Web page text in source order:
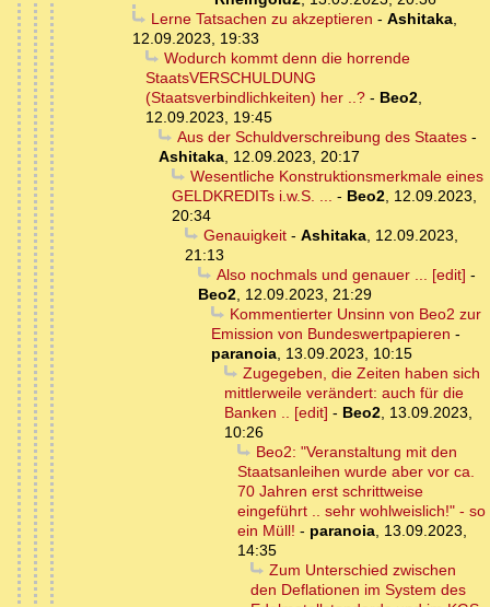
Lerne Tatsachen zu akzeptieren - Ashitaka,
12.09.2023, 19:33
Wodurch kommt denn die horrende
StaatsVERSCHULDUNG
(Staatsverbindlichkeiten) her ..? - Beo2,
12.09.2023, 19:45
Aus der Schuldverschreibung des Staates-
Ashitaka, 12.09.2023, 20:17
Wesentliche Konstruktionsmerkmale eines
GELDKREDITs i.w.S. ... - Beo2, 12.09.2023,
20:34
Genauigkeit- Ashitaka, 12.09.2023,
21:13
Also nochmals und genauer ... [edit] -
Beo2, 12.09.2023, 21:29
Kommentierter Unsinn von Beo2 zur
Emission von Bundeswertpapieren -
paranoia, 13.09.2023, 10:15
Zugegeben, die Zeiten haben sich
mittlerweile verändert: auch für die
Banken .. [edit] - Beo2, 13.09.2023,
10:26
Beo2: "Veranstaltung mit den
Staatsanleihen wurde aber vor ca.
70 Jahren erst schrittweise
eingeführt .. sehr wohlweislich!" - so
ein Müll! - paranoia, 13.09.2023,
14:35
Zum Unterschied zwischen
den Deflationen im System des